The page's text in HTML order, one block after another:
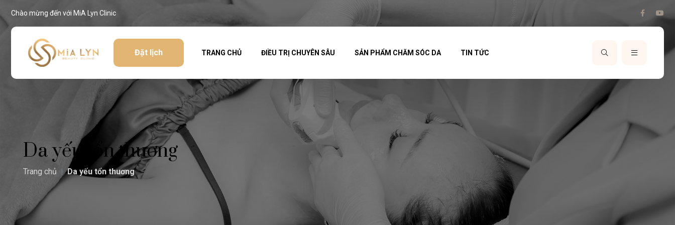
Chào mừng đến với MiA Lyn Clinic
Đặt lịch TRANG CHỦ ĐIỀU TRỊ CHUYÊN SÂU SẢN PHẨM CHĂM SÓC DA TIN TỨC
Da yếu tổn thuơng
Trang chủ Da yếu tổn thuơng